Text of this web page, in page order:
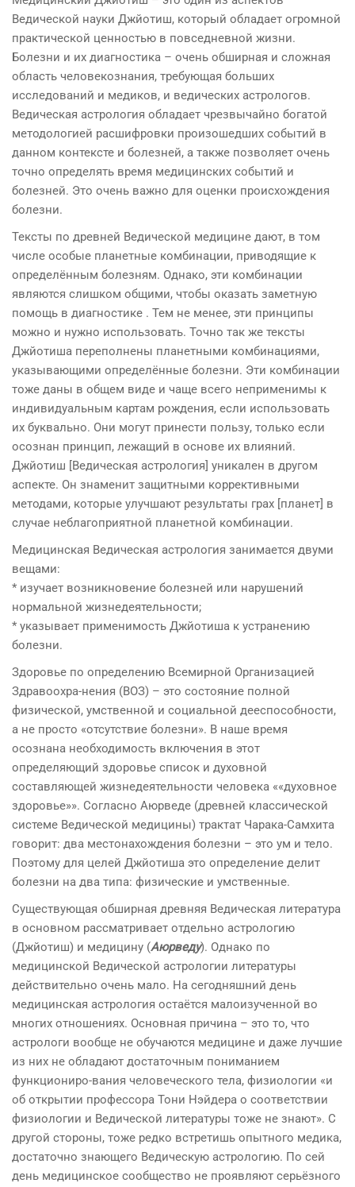
Ведической науки Джйотиш, который обладает огромной
практической ценностью в повседневной жизни.
Болезни и их диагностика – очень обширная и сложная
область человекознания, требующая больших
исследований и медиков, и ведических астрологов.
Ведическая астрология обладает чрезвычайно богатой
методологией расшифровки произошедших событий в
данном контексте и болезней, а также позволяет очень
точно определять время медицинских событий и
болезней. Это очень важно для оценки происхождения
болезни.
Тексты по древней Ведической медицине дают, в том
числе особые планетные комбинации, приводящие к
определённым болезням. Однако, эти комбинации
являются слишком общими, чтобы оказать заметную
помощь в диагностике . Тем не менее, эти принципы
можно и нужно использовать. Точно так же тексты
Джйотиша переполнены планетными комбинациями,
указывающими определённые болезни. Эти комбинации
тоже даны в общем виде и чаще всего неприменимы к
индивидуальным картам рождения, если использовать
их буквально. Они могут принести пользу, только если
осознан принцип, лежащий в основе их влияний.
Джйотиш [Ведическая астрология] уникален в другом
аспекте. Он знаменит защитными коррективными
методами, которые улучшают результаты грах [планет] в
случае неблагоприятной планетной комбинации.
Медицинская Ведическая астрология занимается двуми
вещами:
* изучает возникновение болезней или нарушений
нормальной жизнедеятельности;
* указывает применимость Джйотиша к устранению
болезни.
Здоровье по определению Всемирной Организацией
Здравоохра-нения (ВОЗ) – это состояние полной
физической, умственной и социальной дееспособности,
а не просто «отсутствие болезни». В наше время
осознана необходимость включения в этот
определяющий здоровье список и духовной
составляющей жизнедеятельности человека ««духовное
здоровье»». Согласно Аюрведе (древней классической
системе Ведической медицины) трактат Чарака-Самхита
говорит: два местонахождения болезни – это ум и тело.
Поэтому для целей Джйотиша это определение делит
болезни на два типа: физические и умственные.
Существующая обширная древняя Ведическая литература
в основном рассматривает отдельно астрологию
(Джйотиш) и медицину (Аюрведу). Однако по
медицинской Ведической астрологии литературы
действительно очень мало. На сегодняшний день
медицинская астрология остаётся малоизученной во
многих отношениях. Основная причина – это то, что
астрологи вообще не обучаются медицине и даже лучшие
из них не обладают достаточным пониманием
функциониро-вания человеческого тела, физиологии «и
об открытии профессора Тони Нэйдера о соответствии
физиологии и Ведической литературы тоже не знают». С
другой стороны, тоже редко встретишь опытного медика,
достаточно знающего Ведическую астрологию. По сей
день медицинское сообщество не проявляют серьёзного